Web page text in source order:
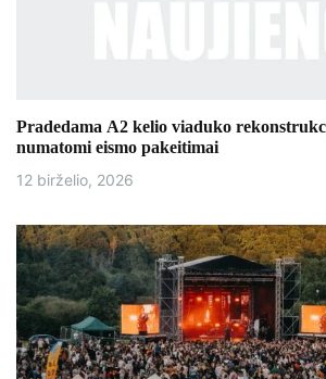
ų
Pradedama A2 kelio viaduko
numatomi eismo pakeitimai
12 birželio, 2026